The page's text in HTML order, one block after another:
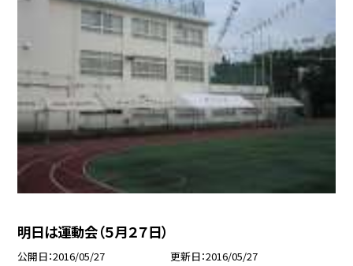
明日は運動会（５月２７日）
公開日 2016/05/27 更新日 2016/05/27